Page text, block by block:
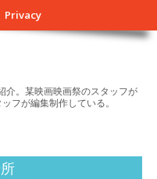
Privacy
介。某映画映画祭のスタッフが
フが編集制作している。